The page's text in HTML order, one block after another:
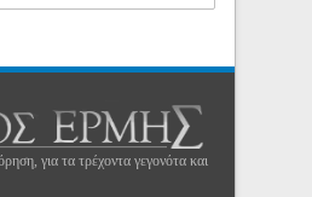
για τα τρέχοντα γεγονότα και